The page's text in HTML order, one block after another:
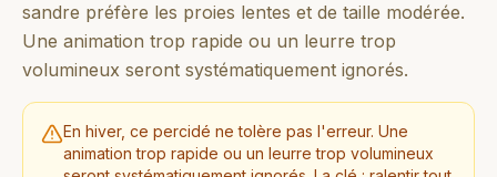
sandre préfère les proies lentes et de taille modérée.
Une animation trop rapide ou un leurre trop
volumineux seront systématiquement ignorés.
En hiver, ce percidé ne tolère pas l'erreur. Une
animation trop rapide ou un leurre trop volumineux